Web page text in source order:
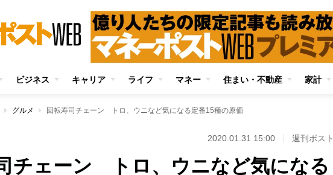
ビジネス キャリア ライフ マネー 住まい・不動産 家計
グルメ 回転寿司チェーン トロ、ウニなど気になる定番15種の原価
2020.01.31 15:00 週刊ポスト
チェーン トロ、ウニなど気になる